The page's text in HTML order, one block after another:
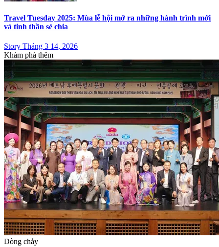
Travel Tuesday 2025: Mùa lễ hội mở ra những hành trình mới
và tinh thần sẻ chia
Story Tháng 3 14, 2026
Khám phá thêm
Dòng chảy